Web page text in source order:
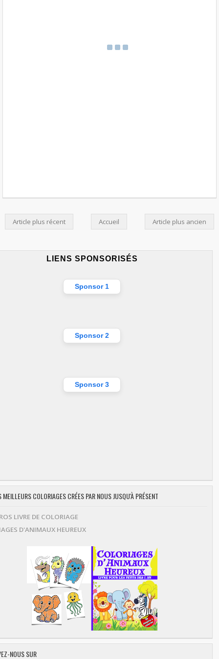
Article plus récent Article plus ancien
Accueil
LIENS SPONSORISÉS
Sponsor 1
Sponsor 2
Sponsor 3
MEILLEURS COLORIAGES CRÉES PAR NOUS JUSQU'À PRÉSENT
LIVRE DE COLORIAGE
D'ANIMAUX HEUREUX
NOUS SUR